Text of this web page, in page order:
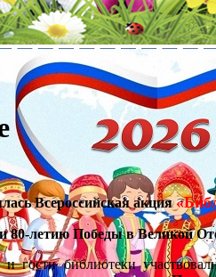
Всероссийская акция
80-летию Победы в Великой
гости библиотеки